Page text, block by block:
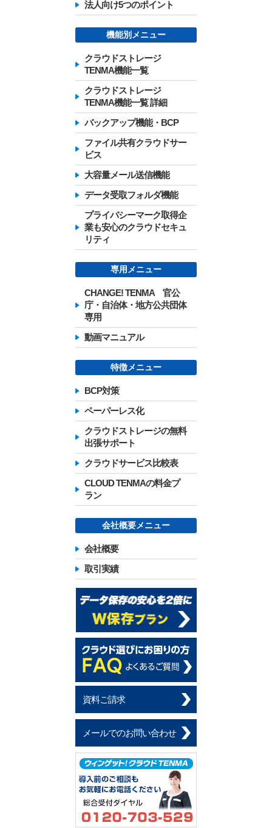
法人向け5つのポイント
機能別メニュー
クラウドストレージ
TENMA機能一覧
クラウドストレージ
TENMA機能一覧 詳細
バックアップ機能・BCP
ファイル共有クラウドサー
ビス
大容量メール送信機能
データ受取フォルダ機能
プライバシーマーク取得企
業も安心のクラウドセキュ
リティ
専用メニュー
CHANGE! TENMA 官公
庁・自治体・地方公共団体
専用
動画マニュアル
特徴メニュー
BCP対策
ペーパーレス化
クラウドストレージの無料
出張サポート
クラウドサービス比較表
CLOUD TENMAの料金プ
ラン
会社概要メニュー
会社概要
取引実績
資料ご請求
メールでのお問い合わせ